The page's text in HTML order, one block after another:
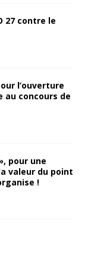
27 contre le
l’ouverture
au concours de
pour une
valeur du point
!